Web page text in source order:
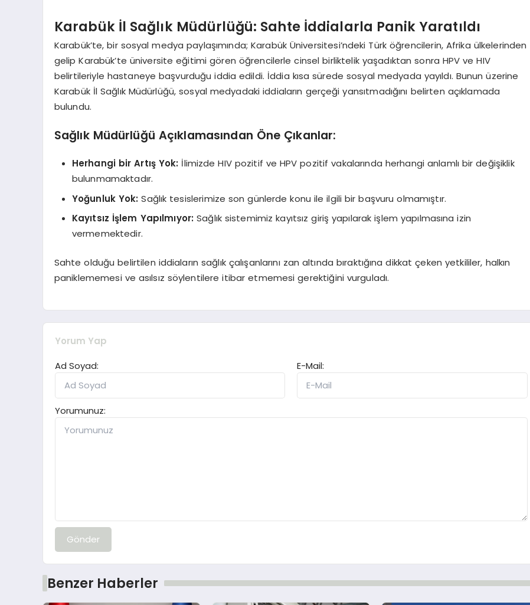
Karabük İl Sağlık Müdürlüğü: Sahte İddialarla Panik Yaratıldı
Karabük’te, bir sosyal medya paylaşımında; Karabük Üniversitesi’ndeki Türk öğrencilerin, Afrika ülkelerinden
gelip Karabük’te üniversite eğitimi gören öğrencilerle cinsel birliktelik yaşadıktan sonra HPV ve HIV
belirtileriyle hastaneye başvurduğu iddia edildi. İddia kısa sürede sosyal medyada yayıldı. Bunun üzerine
Karabük İl Sağlık Müdürlüğü, sosyal medyadaki iddiaların gerçeği yansıtmadığını belirten açıklamada
bulundu.
Sağlık Müdürlüğü Açıklamasından Öne Çıkanlar:
Herhangi bir Artış Yok: İlimizde HIV pozitif ve HPV pozitif vakalarında herhangi anlamlı bir değişiklik
bulunmamaktadır.
Yoğunluk Yok: Sağlık tesislerimize son günlerde konu ile ilgili bir başvuru olmamıştır.
Kayıtsız İşlem Yapılmıyor: Sağlık sistemimiz kayıtsız giriş yapılarak işlem yapılmasına izin
vermemektedir.
Sahte olduğu belirtilen iddiaların sağlık çalışanlarını zan altında bıraktığına dikkat çeken yetkililer, halkın
paniklememesi ve asılsız söylentilere itibar etmemesi gerektiğini vurguladı.
Yorum Yap
Ad Soyad:
E-Mail:
Yorumunuz:
Gönder
Benzer Haberler